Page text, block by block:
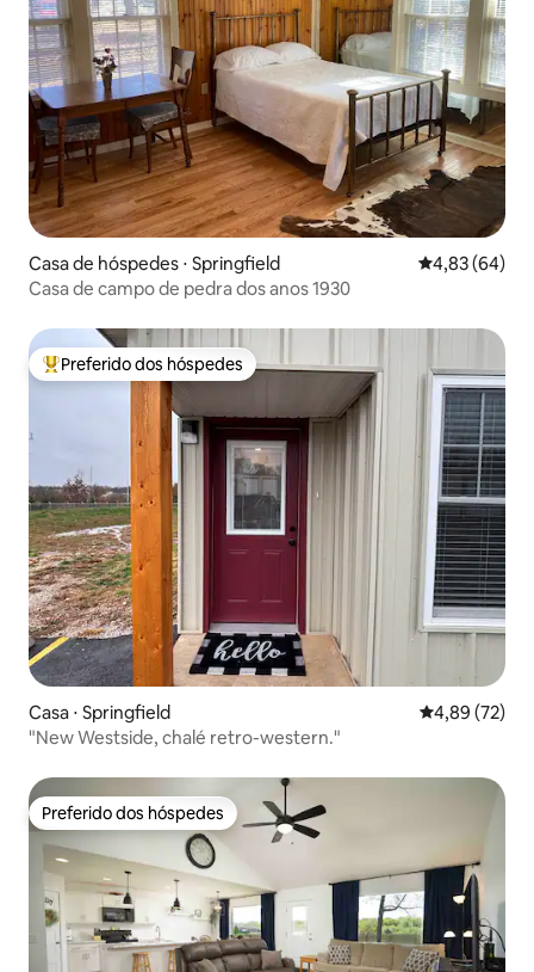
Casa de hóspedes ⋅ Springfield 4,83 de uma
4,83 (64)
Casa de campo de pedra dos anos 1930
Entre os melhores preferidos dos hóspedes
Preferido dos hóspedes
Casa ⋅ Springfield 4,89 de uma
4,89 (72)
"New Westside, chalé retro-western."
Preferido dos hóspedes
Preferido dos hóspedes